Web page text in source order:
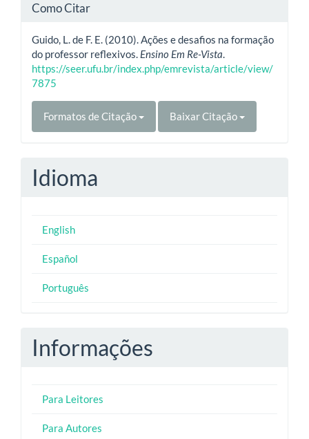
Como Citar
Guido, L. de F. E. (2010). Ações e desafios na formação
do professor reflexivos. Ensino Em Re-Vista.
https://seer.ufu.br/index.php/emrevista/article/view/
7875
Formatos de Citação Baixar Citação
Idioma
English
Español
Português
Informações
Para Leitores
Para Autores